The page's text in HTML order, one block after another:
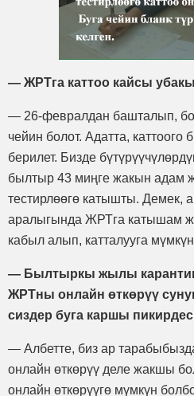
— ЖРТга каттоо кайсы
— 26-февралдан башталып,
чейин болот. Адатта,
берилет. Бизде
былтыр 43 миңге жакын адам
тестирлөөгө катышты. Демек,
аралыгында ЖРТга катышам
кабыл алып, катталууга
— Былтыркы жылы
ЖРТны онлайн өткөрүү
сиздер буга каршы
— Албетте, биз ар
онлайн өткөрүү деле жакшы
онлайн өткөрүүгө мүмкүн